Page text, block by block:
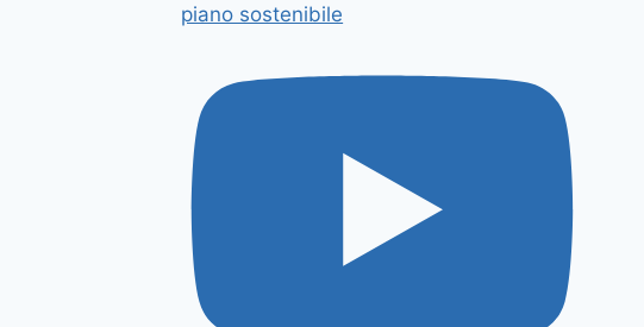
piano sostenibile